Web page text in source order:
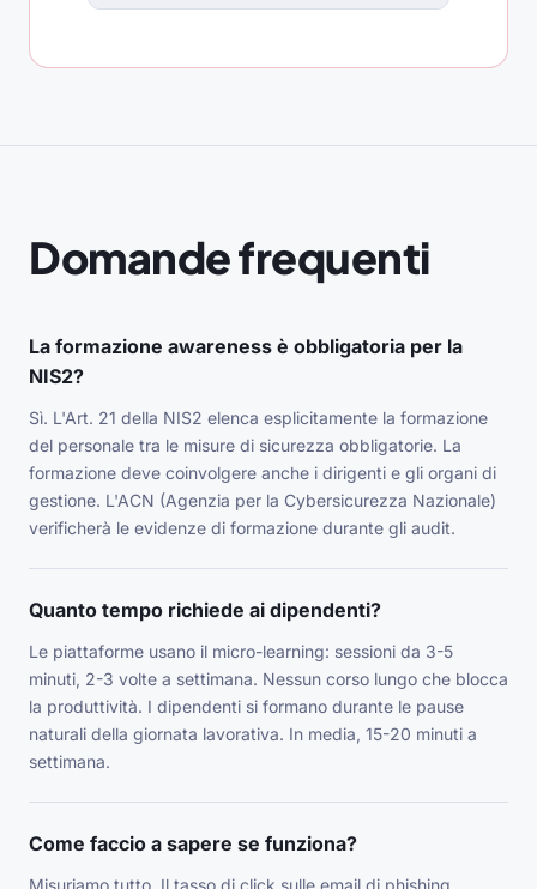
Domande frequenti
La formazione awareness è obbligatoria per la
NIS2?
Sì. L'Art. 21 della NIS2 elenca esplicitamente la formazione
del personale tra le misure di sicurezza obbligatorie. La
formazione deve coinvolgere anche i dirigenti e gli organi di
gestione. L'ACN (Agenzia per la Cybersicurezza Nazionale)
verificherà le evidenze di formazione durante gli audit.
Quanto tempo richiede ai dipendenti?
Le piattaforme usano il micro-learning: sessioni da 3-5
minuti, 2-3 volte a settimana. Nessun corso lungo che blocca
la produttività. I dipendenti si formano durante le pause
naturali della giornata lavorativa. In media, 15-20 minuti a
settimana.
Come faccio a sapere se funziona?
Misuriamo tutto. Il tasso di click sulle email di phishing